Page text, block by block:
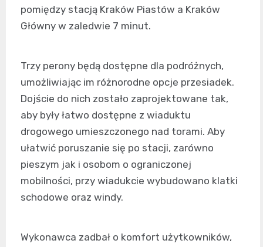
pomiędzy stacją Kraków Piastów a Kraków
Główny w zaledwie 7 minut.
Trzy perony będą dostępne dla podróżnych,
umożliwiając im różnorodne opcje przesiadek.
Dojście do nich zostało zaprojektowane tak,
aby były łatwo dostępne z wiaduktu
drogowego umieszczonego nad torami. Aby
ułatwić poruszanie się po stacji, zarówno
pieszym jak i osobom o ograniczonej
mobilności, przy wiadukcie wybudowano klatki
schodowe oraz windy.
Wykonawca zadbał o komfort użytkowników,